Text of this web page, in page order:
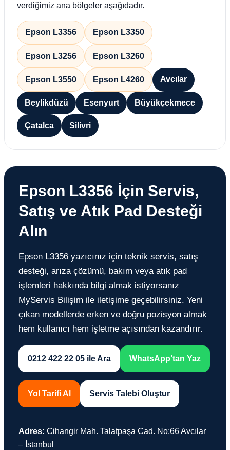
verdiğimiz ana bölgeler aşağıdadır.
Epson L3356 Epson L3350
Epson L3256 Epson L3260
Epson L3550 Epson L4260 Avcılar
Beylikdüzü Esenyurt Büyükçekmece
Çatalca Silivri
Epson L3356 İçin Servis,
Satış ve Atık Pad Desteği
Alın
Epson L3356 yazıcınız için teknik servis, satış
desteği, arıza çözümü, bakım veya atık pad
işlemleri hakkında bilgi almak istiyorsanız
MyServis Bilişim ile iletişime geçebilirsiniz. Yeni
çıkan modellerde erken ve doğru pozisyon almak
hem kullanıcı hem işletme açısından kazandırır.
0212 422 22 05 ile Ara WhatsApp’tan Yaz
Yol Tarifi Al Servis Talebi Oluştur
Adres: Cihangir Mah. Talatpaşa Cad. No:66 Avcılar
– İstanbul